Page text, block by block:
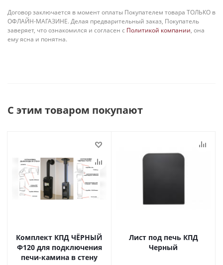
Договор заключается в момент оплаты Покупателем товара ТОЛЬКО в
ОФЛАЙН-МАГАЗИНЕ. Делая предварительный заказ, Покупатель
заверяет, что ознакомился и согласен с Политикой компании, она
ему ясна и понятна.
С этим товаром покупают
Комплект КПД ЧЁРНЫЙ
Ф120 для подключения
печи-камина в стену
Лист под печь КПД
Черный